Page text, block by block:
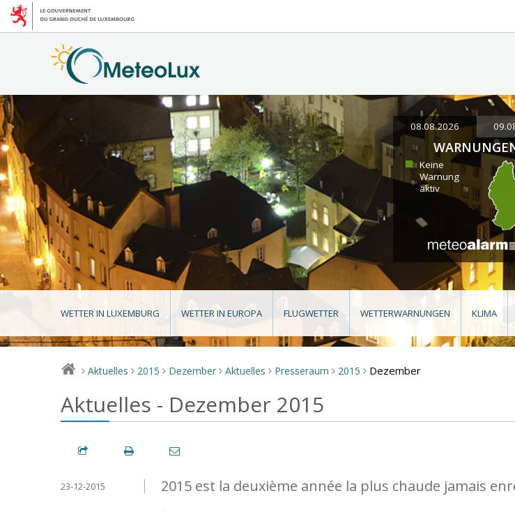
08.08.2026
Keine
Warnung
aktiv
WETTER IN LUXEMBURG WETTER IN EUROPA FLUGWETTER WETTERWARNUNGEN KLIMA
> Aktuelles > 2015 > Dezember > Aktuelles > Presseraum > 2015 > Dezember
Aktuelles - Dezember 2015
2015 est la deuxième année la plus chaude jamais
23-12-2015